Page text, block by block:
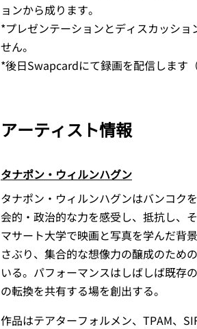
ョンから成ります。
*プレゼンテーションとディスカッシ
せん。
*後日Swapcardにて録画を配信します
アーティスト情報
タナポン・ウィルンハグン
タナポン・ウィルンハグンはバンコク
会的・政治的な力を感受し、抵抗し、
マサート大学で映画と写真を学んだ背
さぶり、集合的な想像力の醸成のため
いる。パフォーマンスはしばしば既存
の転換を共有する場を創出する。
作品はテアターフォルメン、TPAM、